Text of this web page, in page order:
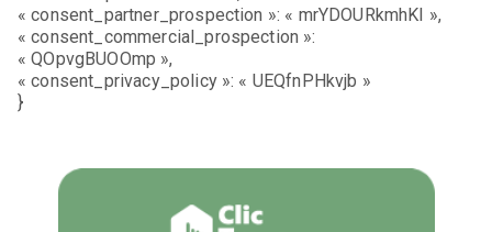
« consent_partner_prospection »: « mrYDOURkmhKI »,
« consent_commercial_prospection »:
« QOpvgBUOOmp »,
« consent_privacy_policy »: « UEQfnPHkvjb »
}